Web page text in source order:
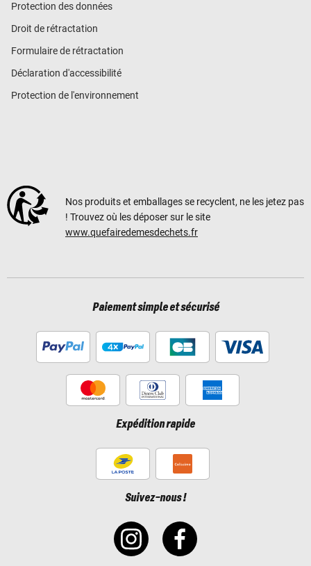
Protection des données
Droit de rétractation
Formulaire de rétractation
Déclaration d'accessibilité
Protection de l'environnement
Nos produits et emballages se recyclent, ne les jetez pas
! Trouvez où les déposer sur le site
www.quefairedemesdechets.fr
Paiement simple et sécurisé
Expédition rapide
Suivez-nous !